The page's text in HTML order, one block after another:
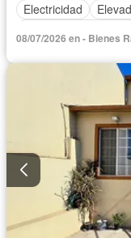
Electricidad
08/07/2026 en - Bienes